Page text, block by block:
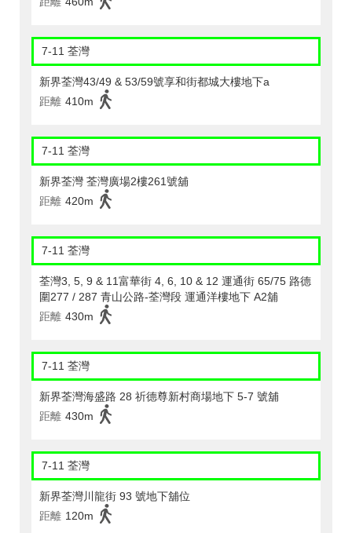
7-11 荃灣
新界荃灣43/49 & 53/59號享和街都城大樓地下a
距離 410m
7-11 荃灣
新界荃灣 荃灣廣場2樓261號舖
距離 420m
7-11 荃灣
荃灣3, 5, 9 & 11富華街 4, 6, 10 & 12 運通街 65/75 路德
圍277 / 287 青山公路-荃灣段 運通洋樓地下 A2舖
距離 430m
7-11 荃灣
新界荃灣海盛路 28 祈德尊新村商場地下 5-7 號舖
距離 430m
7-11 荃灣
新界荃灣川龍街 93 號地下舖位
距離 120m